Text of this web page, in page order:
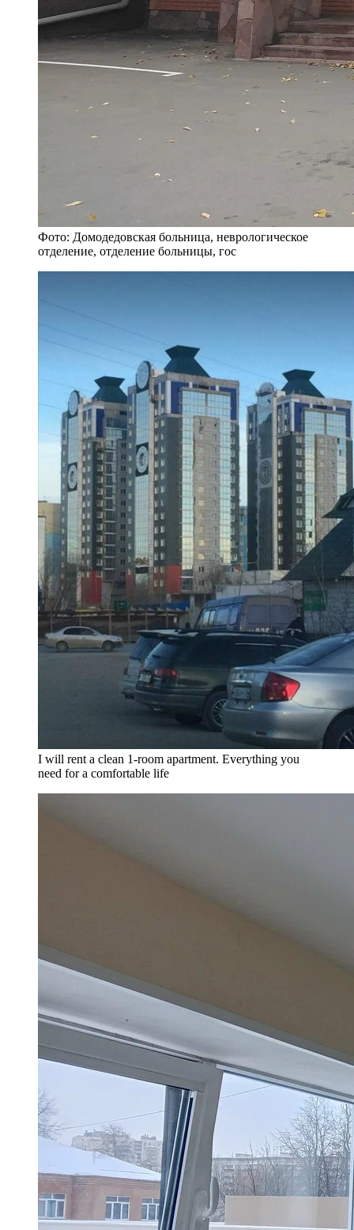
Фото: Домодедовская больница, неврологическое
отделение, отделение больницы, гос
I will rent a clean 1-room apartment. Everything you
need for a comfortable life